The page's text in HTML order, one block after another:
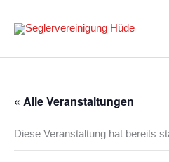
Inhalt
springen
« Alle Veranstaltungen
Diese Veranstaltung hat bereits